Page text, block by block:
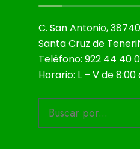
C. San Antonio,
Santa Cruz de
Teléfono: 922 44 40
Horario: L – V de 8:00